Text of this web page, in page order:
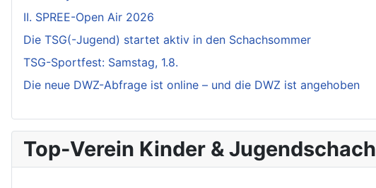
II. SPREE-Open Air 2026
Die TSG(-Jugend) startet aktiv in den Schachsommer
TSG-Sportfest: Samstag, 1.8.
Die neue DWZ-Abfrage ist online – und die DWZ ist angehoben
Top-Verein Kinder & Jugendschach